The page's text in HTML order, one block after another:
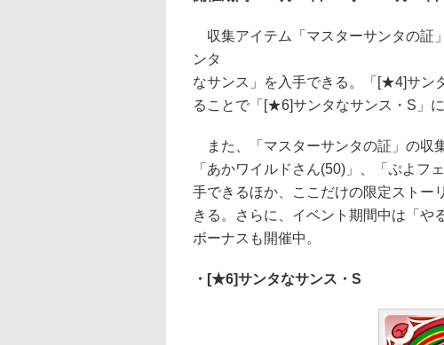
収集アイテム「マスターサンタの証
ンタ
なサンス」を入手できる。「[★4]サン
ることで「[★6]サンタなサンス・S」
また、「マスターサンタの証」の収
「あかワイルドさん(50)」、「ぷよフ
手できるほか、ここだけの限定ストー
きる。さらに、イベント期間中は「や
ボーナスも開催中。
・[★6]サンタなサンス・S